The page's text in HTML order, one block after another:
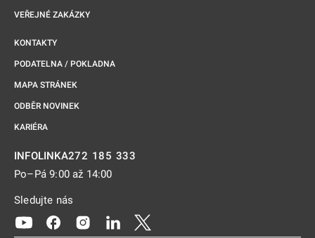
VEŘEJNÉ ZAKÁZKY
KONTAKTY
PODATELNA / POKLADNA
MAPA STRÁNEK
ODBĚR NOVINEK
KARIÉRA
INFOLINKA272 185 333
Po–Pá 9:00 až 14:00
Sledujte nás
Odkaz se otevře na nové kartě
Odkaz se otevře na nové kartě
Odkaz se otevře na nové kartě
Odkaz se otevře na nové kartě